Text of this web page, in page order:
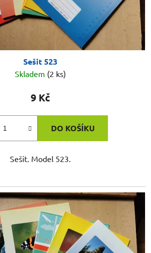
Sešit 523
Skladem (2 ks)
9 Kč
DO KOŠÍKU
Sešit. Model 523.